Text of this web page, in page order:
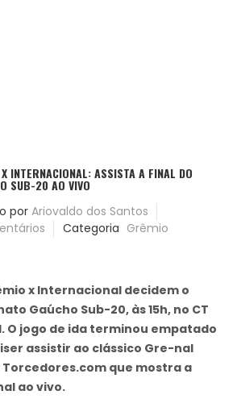
INTERNACIONAL: ASSISTA A FINAL DO
SUB-20 AO VIVO
por Ariovaldo dos Santos
Categoria Grêmio
x Internacional decidem o
Gaúcho Sub-20, às 15h, no CT
O jogo de ida terminou empatado
assistir ao clássico Gre-nal
que mostra a
ao vivo.